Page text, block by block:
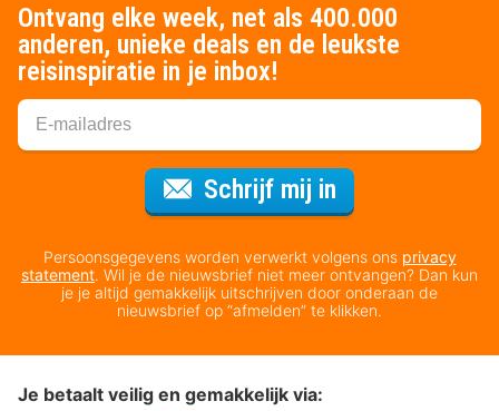
Ontvang elke week, net als 400.000
anderen, unieke deals en de leukste
reisinspiratie in je inbox!
Schrijf mij in
Persoonsgegevens worden verwerkt volgens ons privacy
statement. Wil je de nieuwsbrief niet meer ontvangen? Dan kun
je je altijd gemakkelijk uitschrijven door onderaan de
nieuwsbrief op “afmelden” te klikken.
Je betaalt veilig en gemakkelijk via: